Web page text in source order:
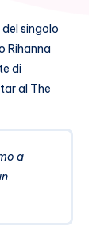
singolo
Rihanna
di
al The
a